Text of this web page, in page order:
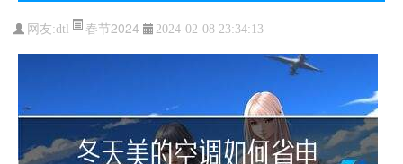
网友:dtl 春节2024 2024-02-08 23:34:13